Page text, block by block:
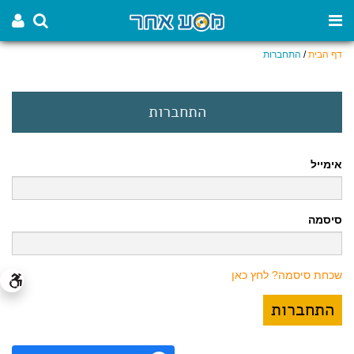
דף הבית/ התחברות
התחברות
אימייל
סיסמה
שכחת סיסמה? לחץ כאן